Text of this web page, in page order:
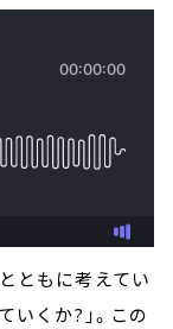
ともに考えてい
いくか?」。この